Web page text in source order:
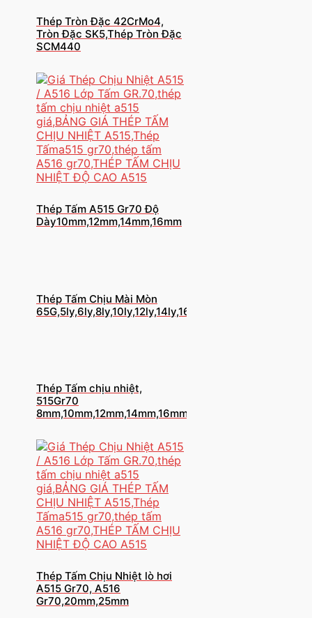
Thép Tròn Đặc 42CrMo4,
Tròn Đặc SK5,Thép Tròn Đặc
SCM440
Thép Tấm A515 Gr70 Độ
Dày10mm,12mm,14mm,16mm
Thép Tấm Chịu Mài Mòn
65G,5ly,6ly,8ly,10ly,12ly,14ly,16ly,18ly,20ly
Thép Tấm chịu nhiệt,
515Gr70
8mm,10mm,12mm,14mm,16mm,18ly,20ly
Thép Tấm Chịu Nhiệt lò hơi
A515 Gr70, A516
Gr70,20mm,25mm